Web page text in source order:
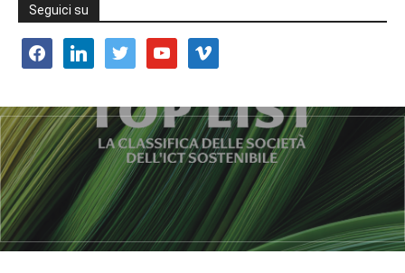
Seguici su
facebooklinkedin twitter youtube vimeo